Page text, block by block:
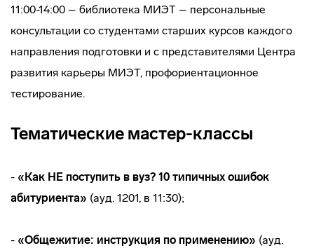
11:00-14:00 – библиотека МИЭТ – персональные
консультации со студентами старших курсов каждого
направления подготовки и с представителями Центра
развития карьеры МИЭТ, профориентационное
тестирование.
Тематические мастер-классы
- «Как НЕ поступить в вуз? 10 типичных ошибок
абитуриента» (ауд. 1201, в 11:30);
- «Общежитие: инструкция по применению» (ауд.